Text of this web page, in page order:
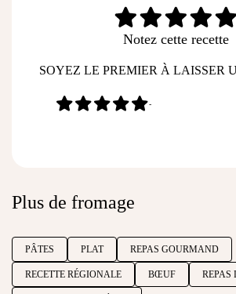
Notez cette recette
SOYEZ LE PREMIER À LAISSER
-
Plus de fromage
PÂTES PLAT REPAS GOURMAND
RECETTE RÉGIONALE BŒUF REPAS